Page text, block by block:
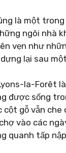
là một
ngôi nhà
vẹn như
lại sau
la-Forêt
được sống
cột gỗ vẫn che
vào các
quanh tấp